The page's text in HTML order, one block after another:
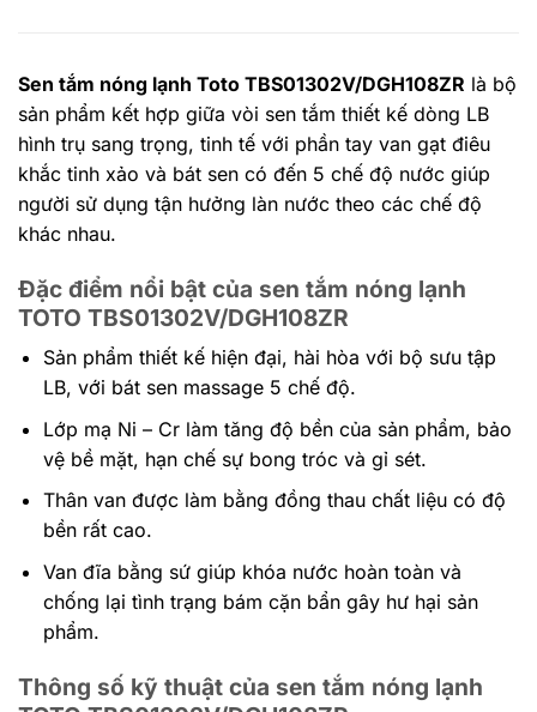
Sen tắm nóng lạnh Toto TBS01302V/DGH108ZR là bộ
sản phẩm kết hợp giữa vòi sen tắm thiết kế dòng LB
hình trụ sang trọng, tinh tế với phần tay van gạt điêu
khắc tinh xảo và bát sen có đến 5 chế độ nước giúp
người sử dụng tận hưởng làn nước theo các chế độ
khác nhau.
Đặc điểm nổi bật của sen tắm nóng lạnh
TOTO TBS01302V/DGH108ZR
Sản phẩm thiết kế hiện đại, hài hòa với bộ sưu tập
LB, với bát sen massage 5 chế độ.
Lớp mạ Ni – Cr làm tăng độ bền của sản phẩm, bảo
vệ bề mặt, hạn chế sự bong tróc và gỉ sét.
Thân van được làm bằng đồng thau chất liệu có độ
bền rất cao.
Van đĩa bằng sứ giúp khóa nước hoàn toàn và
chống lại tình trạng bám cặn bẩn gây hư hại sản
phẩm.
Thông số kỹ thuật của sen tắm nóng lạnh